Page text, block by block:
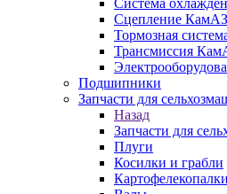
Система
Сцепление КамАЗ
Тормозная
Трансмиссия
Подшипники
Запчасти для
Назад
Запчасти для
Плуги
Косилки и грабли